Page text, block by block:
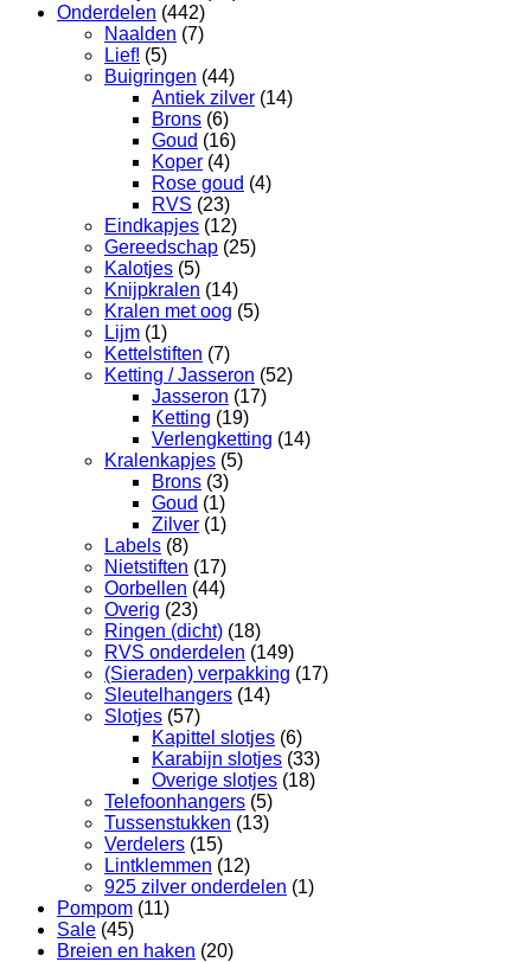
Onderdelen (442)
Naalden (7)
Lief! (5)
Buigringen (44)
Antiek zilver (14)
Brons (6)
Goud (16)
Koper (4)
Rose goud (4)
RVS (23)
Eindkapjes (12)
Gereedschap (25)
Kalotjes (5)
Knijpkralen (14)
Kralen met oog (5)
Lijm (1)
Kettelstiften (7)
Ketting / Jasseron (52)
Jasseron (17)
Ketting (19)
Verlengketting (14)
Kralenkapjes (5)
Brons (3)
Goud (1)
Zilver (1)
Labels (8)
Nietstiften (17)
Oorbellen (44)
Overig (23)
Ringen (dicht) (18)
RVS onderdelen (149)
(Sieraden) verpakking (17)
Sleutelhangers (14)
Slotjes (57)
Kapittel slotjes (6)
Karabijn slotjes (33)
Overige slotjes (18)
Telefoonhangers (5)
Tussenstukken (13)
Verdelers (15)
Lintklemmen (12)
925 zilver onderdelen (1)
Pompom (11)
Sale (45)
Breien en haken (20)